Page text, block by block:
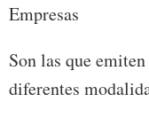
Empresas
Son las que
diferentes